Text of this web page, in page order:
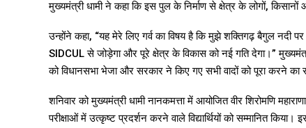
मुख्यमंत्री धामी ने कहा कि इस पुल के निर्माण से क्षेत्र के लोगों, किसानों
उन्होंने कहा, “यह मेरे लिए गर्व का विषय है कि मुझे शक्तिगढ़ बैगुल
SIDCUL से जोड़ेगा और पूरे क्षेत्र के विकास को नई गति देगा।”
को विधानसभा भेजा और सरकार ने किए गए सभी वादों को पूरा करने का
शनिवार को मुख्यमंत्री धामी नानकमत्ता में आयोजित वीर शिरोमणि
परीक्षाओं में उत्कृष्ट प्रदर्शन करने वाले विद्यार्थियों को सम्मानित